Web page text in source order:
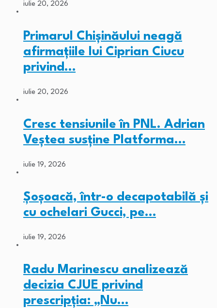
iulie 20, 2026
Primarul Chişinăului neagă
afirmaţiile lui Ciprian Ciucu
privind…
iulie 20, 2026
Cresc tensiunile în PNL. Adrian
Veștea susține Platforma…
iulie 19, 2026
Șoșoacă, într-o decapotabilă și
cu ochelari Gucci, pe…
iulie 19, 2026
Radu Marinescu analizează
decizia CJUE privind
prescripția: „Nu…